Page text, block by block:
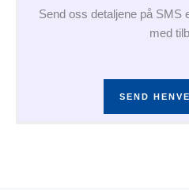
Send oss detaljene på SMS
med
SEND